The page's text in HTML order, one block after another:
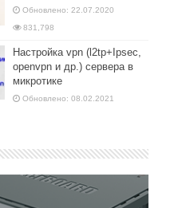
Обновлено: 22.07.2020
831,798
Настройка vpn (l2tp+Ipsec,
openvpn и др.) сервера в
микротике
Обновлено: 08.02.2021